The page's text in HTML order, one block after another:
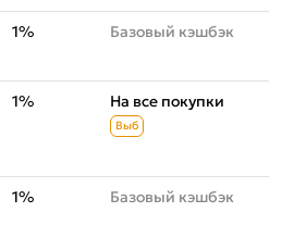
1% Базовый кэшбэк
1% На все покупки
Выб
1% Базовый кэшбэк